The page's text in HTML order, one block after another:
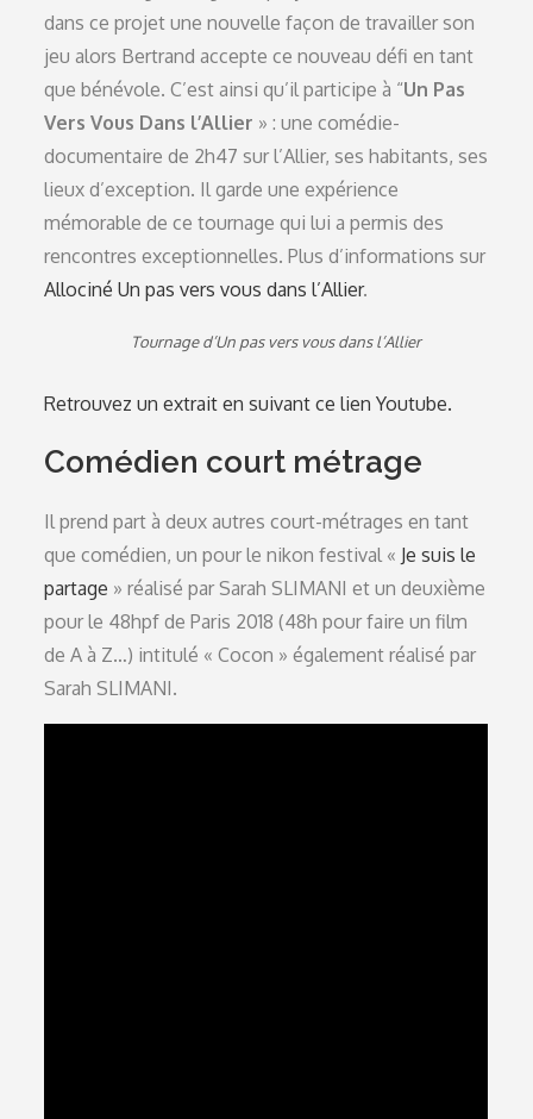
dans ce projet une nouvelle façon de travailler son
jeu alors Bertrand accepte ce nouveau défi en tant
que bénévole. C’est ainsi qu’il participe à “Un Pas
Vers Vous Dans l’Allier » : une comédie-
documentaire de 2h47 sur l’Allier, ses habitants, ses
lieux d’exception. Il garde une expérience
mémorable de ce tournage qui lui a permis des
rencontres exceptionnelles. Plus d’informations sur
Allociné Un pas vers vous dans l’Allier.
Tournage d’Un pas vers vous dans l’Allier
Retrouvez un extrait en suivant ce lien Youtube.
Comédien court métrage
Il prend part à deux autres court-métrages en tant
que comédien, un pour le nikon festival « Je suis le
partage » réalisé par Sarah SLIMANI et un deuxième
pour le 48hpf de Paris 2018 (48h pour faire un film
de A à Z…) intitulé « Cocon » également réalisé par
Sarah SLIMANI.